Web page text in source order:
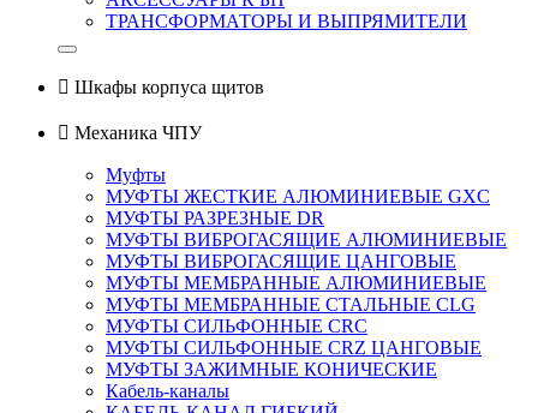
ТРАНСФОРМАТОРЫ И ВЫПРЯМИТЕЛИ
 Шкафы корпуса щитов
 Механика ЧПУ
Муфты
МУФТЫ ЖЕСТКИЕ АЛЮМИНИЕВЫЕ GXC
МУФТЫ РАЗРЕЗНЫЕ DR
МУФТЫ ВИБРОГАСЯЩИЕ АЛЮМИНИЕВЫЕ
МУФТЫ ВИБРОГАСЯЩИЕ ЦАНГОВЫЕ
МУФТЫ МЕМБРАННЫЕ АЛЮМИНИЕВЫЕ
МУФТЫ МЕМБРАННЫЕ СТАЛЬНЫЕ CLG
МУФТЫ СИЛЬФОННЫЕ CRC
МУФТЫ СИЛЬФОННЫЕ CRZ ЦАНГОВЫЕ
МУФТЫ ЗАЖИМНЫЕ КОНИЧЕСКИЕ
Кабель-каналы